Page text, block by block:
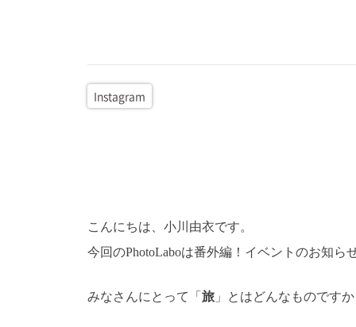
Instagram
こんにちは、小川由衣です。
今回のPhotoLaboは番外編！イベントのお知ら
みなさんにとって「 旅 」とはどんなものです